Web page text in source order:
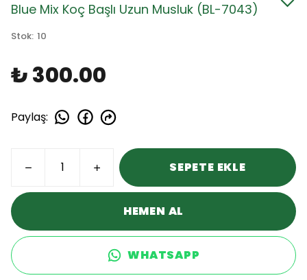
Blue Mix Koç Başlı Uzun Musluk (BL-7043)
Stok: 10
₺ 300.00
Paylaş:
SEPETE EKLE
HEMEN AL
WHATSAPP